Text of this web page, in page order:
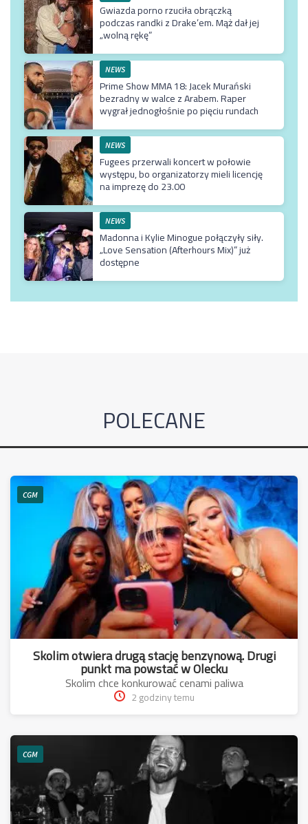
Gwiazda porno rzuciła obrączką
podczas randki z Drake’em. Mąż dał jej
„wolną rękę”
NEWS
Prime Show MMA 18: Jacek Murański
bezradny w walce z Arabem. Raper
wygrał jednogłośnie po pięciu rundach
NEWS
Fugees przerwali koncert w połowie
występu, bo organizatorzy mieli licencję
na imprezę do 23.00
NEWS
Madonna i Kylie Minogue połączyły siły.
„Love Sensation (Afterhours Mix)” już
dostępne
POLECANE
CGM
Skolim otwiera drugą stację benzynową. Drugi
punkt ma powstać w Olecku
Skolim chce konkurować cenami paliwa
2 godziny temu
CGM